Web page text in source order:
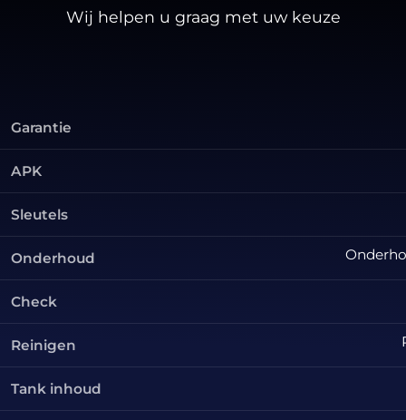
Wij helpen u graag met uw keuze
Garantie
APK
Sleutels
Onderhoud
Check
Reinigen
Tank inhoud